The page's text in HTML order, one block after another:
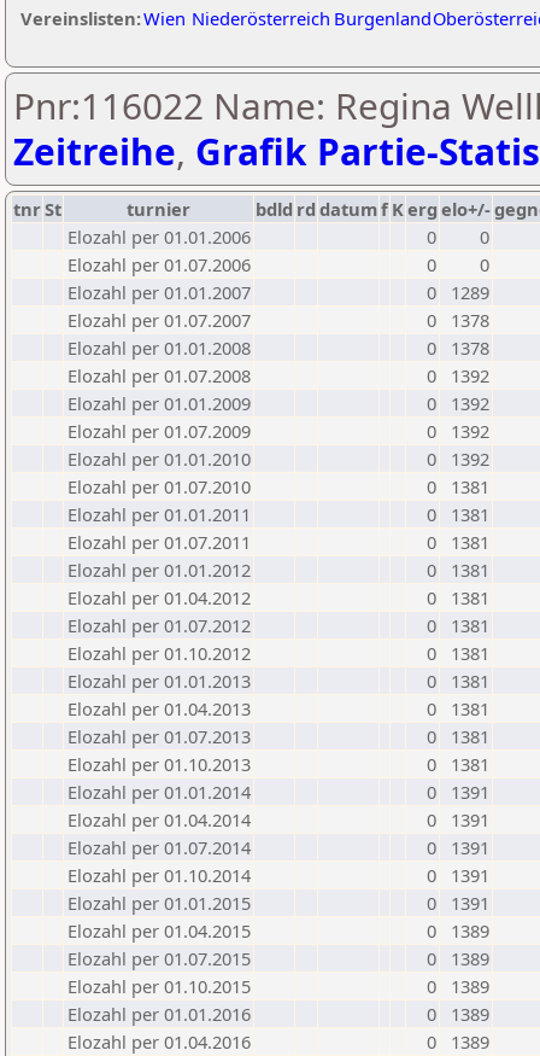
Vereinslisten:Wien Niederösterreich Burgenland
Pnr:116022 Name: Regina
Zeitreihe, Grafik Partie-
tnrSt turnier bdld rd datumf Kerg elo+/-
Elozahl per 01.01.2006
0
0
Elozahl per 01.07.2006
0
0
Elozahl per 01.01.2007
0
1289
Elozahl per 01.07.2007
0
1378
Elozahl per 01.01.2008
0
1378
Elozahl per 01.07.2008
0
1392
Elozahl per 01.01.2009
0
1392
Elozahl per 01.07.2009
0
1392
Elozahl per 01.01.2010
0
1392
Elozahl per 01.07.2010
0
1381
Elozahl per 01.01.2011
0
1381
Elozahl per 01.07.2011
0
1381
Elozahl per 01.01.2012
0
1381
Elozahl per 01.04.2012
0
1381
Elozahl per 01.07.2012
0
1381
Elozahl per 01.10.2012
0
1381
Elozahl per 01.01.2013
0
1381
Elozahl per 01.04.2013
0
1381
Elozahl per 01.07.2013
0
1381
Elozahl per 01.10.2013
0
1381
Elozahl per 01.01.2014
0
1391
Elozahl per 01.04.2014
0
1391
Elozahl per 01.07.2014
0
1391
Elozahl per 01.10.2014
0
1391
Elozahl per 01.01.2015
0
1391
Elozahl per 01.04.2015
0
1389
Elozahl per 01.07.2015
0
1389
Elozahl per 01.10.2015
0
1389
Elozahl per 01.01.2016
0
1389
Elozahl per 01.04.2016
0
1389